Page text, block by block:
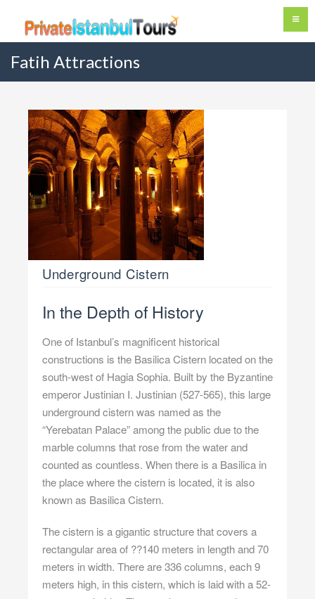
Fatih Attractions
Underground Cistern
In the Depth of History
One of Istanbul’s magnificent historical
constructions is the Basilica Cistern located on the
south-west of Hagia Sophia. Built by the Byzantine
emperor Justinian I. Justinian (527-565), this large
underground cistern was named as the
“Yerebatan Palace” among the public due to the
marble columns that rose from the water and
counted as countless. When there is a Basilica in
the place where the cistern is located, it is also
known as Basilica Cistern.
The cistern is a gigantic structure that covers a
rectangular area of ??140 meters in length and 70
meters in width. There are 336 columns, each 9
meters high, in this cistern, which is laid with a 52-